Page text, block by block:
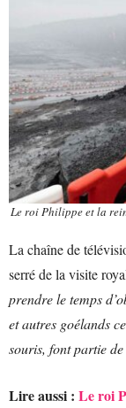
Le roi Philippe et la
La chaîne de
serré de la visite
prendre le temps
et autres goélands
souris, font partie
Lire aussi : Le roi